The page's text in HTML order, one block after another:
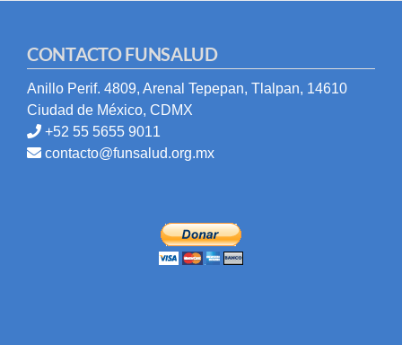
CONTACTO FUNSALUD
Anillo Perif. 4809, Arenal Tepepan, Tlalpan, 14610
Ciudad de México, CDMX
+52 55 5655 9011
contacto@funsalud.org.mx